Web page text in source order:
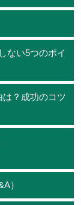
ない5つのポイ
？成功のコツ
）